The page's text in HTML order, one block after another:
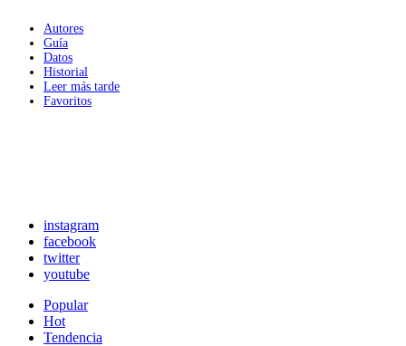
Autores
Guía
Datos
Historial
Leer más tarde
Favoritos
instagram
facebook
twitter
youtube
Popular
Hot
Tendencia